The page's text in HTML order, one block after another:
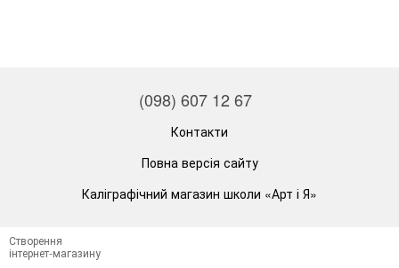
(098) 607 12 67
Контакти
Повна версія сайту
Каліграфічний магазин школи «Арт і Я»
Створення
інтернет-магазину